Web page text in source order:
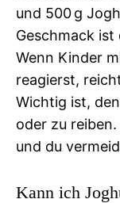
und 500 g
Geschmack
Wenn Kinder
reagierst,
Wichtig ist,
oder zu
und du
Kann ich